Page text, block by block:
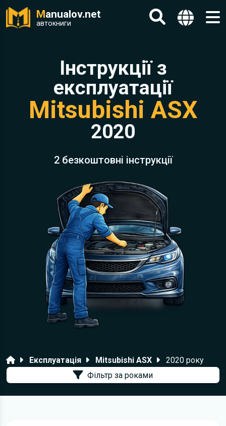
Manualov.net
автокниги
Інструкції з
експлуатації
Mitsubishi ASX
2020
2 безкоштовні інструкції
ГоловнаЕксплуатація Mitsubishi ASX
2020 року
Фільтр за роками